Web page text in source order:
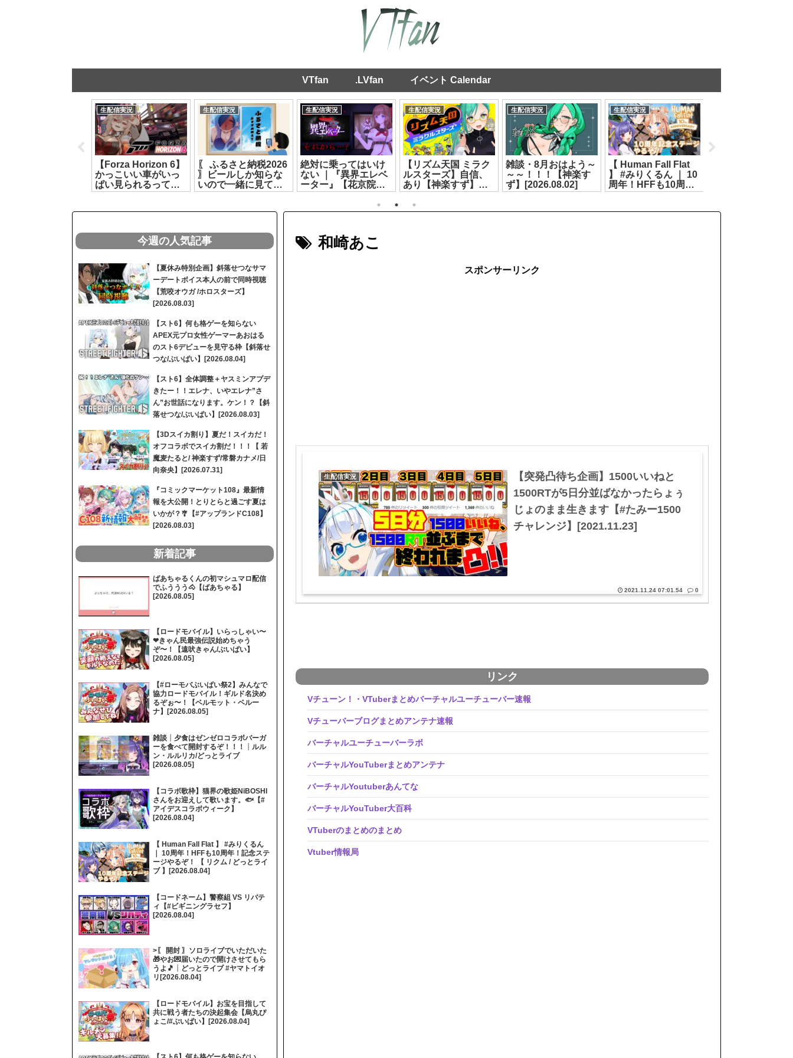
VTfan .LVfan イベント Calendar
ルルリカ/どっと
リカ】[2026.07.27]
生配信実況
【Forza Horizon 6】
かっこいい車がいっ
ぱい見られるってき
いて‼️【どっとライブ
[2026.07.07]
生配信実況
〖 ふるさと納税2026
〗ビールしか知らな
いので一緒に見てい
こ🤔┊どっとライブ
[2026.07.07]
生配信実況
絶対に乗ってはいけ
ない ｜『異界エレベ
ーター』【花京院ち
えり】[2026.07.26]
生配信実況
【リズム天国 ミラク
ルスターズ】自信、
あり【神楽すず】
[2026.07.08]
生配信実況
雑談・8月おはよう～
～～！！！【神楽す
ず】[2026.08.02]
生配信実況
【 Human Fall Flat
】 #みりくるん ｜ 10
周年！HFFも10周
年！記念ステージや
っとライブ 】
和崎あこ
スポンサーリンク
生配信実況
【突発凸待ち企画】1500いいねと
1500RTが5日分並ばなかったらょぅ
じょのまま生きます【#たみー1500
チャレンジ】[2021.11.23]
2021.11.24 07:01.54 0
リンク
Vチューン！・VTuberまとめバーチャルユーチューバー速報
Vチューバーブログまとめアンテナ速報
バーチャルユーチューバーラボ
バーチャルYouTuberまとめアンテナ
バーチャルYoutuberあんてな
バーチャルYouTuber大百科
VTuberのまとめのまとめ
Vtuber情報局
今週の人気記事
【夏休み特別企画】斜落せつなサマ
ーデートボイス本人の前で同時視聴
【荒咬オウガ /ホロスターズ】
[2026.08.03]
【スト6】何も格ゲーを知らない
APEX元プロ女性ゲーマーあおはる
のスト6デビューを見守る枠【斜落せ
つな/ぶいぱい】[2026.08.04]
【スト6】全体調整＋ヤスミンアプデ
きたー！！エレナ、いやエレナ”さ
ん”お世話になります。ケン！？【斜
落せつな/ぶいぱい】[2026.08.03]
【3Dスイカ割り】夏だ！スイカだ！
オフコラボでスイカ割だ！！！【 若
魔麦たると/ 神楽すず/常磐カナメ/日
向奈央】[2026.07.31]
『コミックマーケット108』最新情
報を大公開！とりとらと過ごす夏は
いかが？🎐【#アップランドC108】
[2026.08.03]
新着記事
ばあちゃるくんの初マシュマロ配信
でふううう🐴【ばあちゃる】
[2026.08.05]
【ロードモバイル】いらっしゃい〜
❤きゃん民最強伝説始めちゃう
ぞ〜！【遠吠きゃん/ぶいぱい】
[2026.08.05]
【#ローモバぶいぱい祭2】みんなで
協力ロードモバイル！ギルド名決め
るぞぉ〜！【ベルモット・ベルー
ナ】[2026.08.05]
雑談┊夕食はゼンゼロコラボバーガ
ーを食べて開封するぞ！！！┊ルル
ン・ルルリカ/どっとライブ
[2026.08.05]
【コラボ歌枠】猫界の歌姫NiBOSHI
さんをお迎えして歌います。🐟【#
アイデスコラボウィーク】
[2026.08.04]
【 Human Fall Flat 】 #みりくるん
｜ 10周年！HFFも10周年！記念ステ
ージやるぞ！ 【 リクム / どっとライ
ブ 】[2026.08.04]
【コードネーム】警察組 VS リバテ
ィ【#ビギニングラセフ】
[2026.08.04]
>〖 開封 〗ソロライブでいただいた
🎁やお💌届いたので開けさせてもら
うよ🎵┊どっとライブ #ヤマトイオ
リ[2026.08.04]
【ロードモバイル】お宝を目指して
共に戦う者たちの決起集会【烏丸ぴ
ょこ/#ぶいぱい】[2026.08.04]